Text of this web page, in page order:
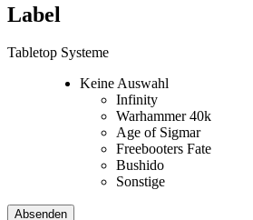
Label
Tabletop Systeme
Keine Auswahl
Infinity
Warhammer 40k
Age of Sigmar
Freebooters Fate
Bushido
Sonstige